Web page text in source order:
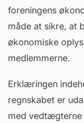
foreningens
måde at sikre, at
økonomiske
medlemmerne.
Erklæringen
regnskabet er
med vedtægterne